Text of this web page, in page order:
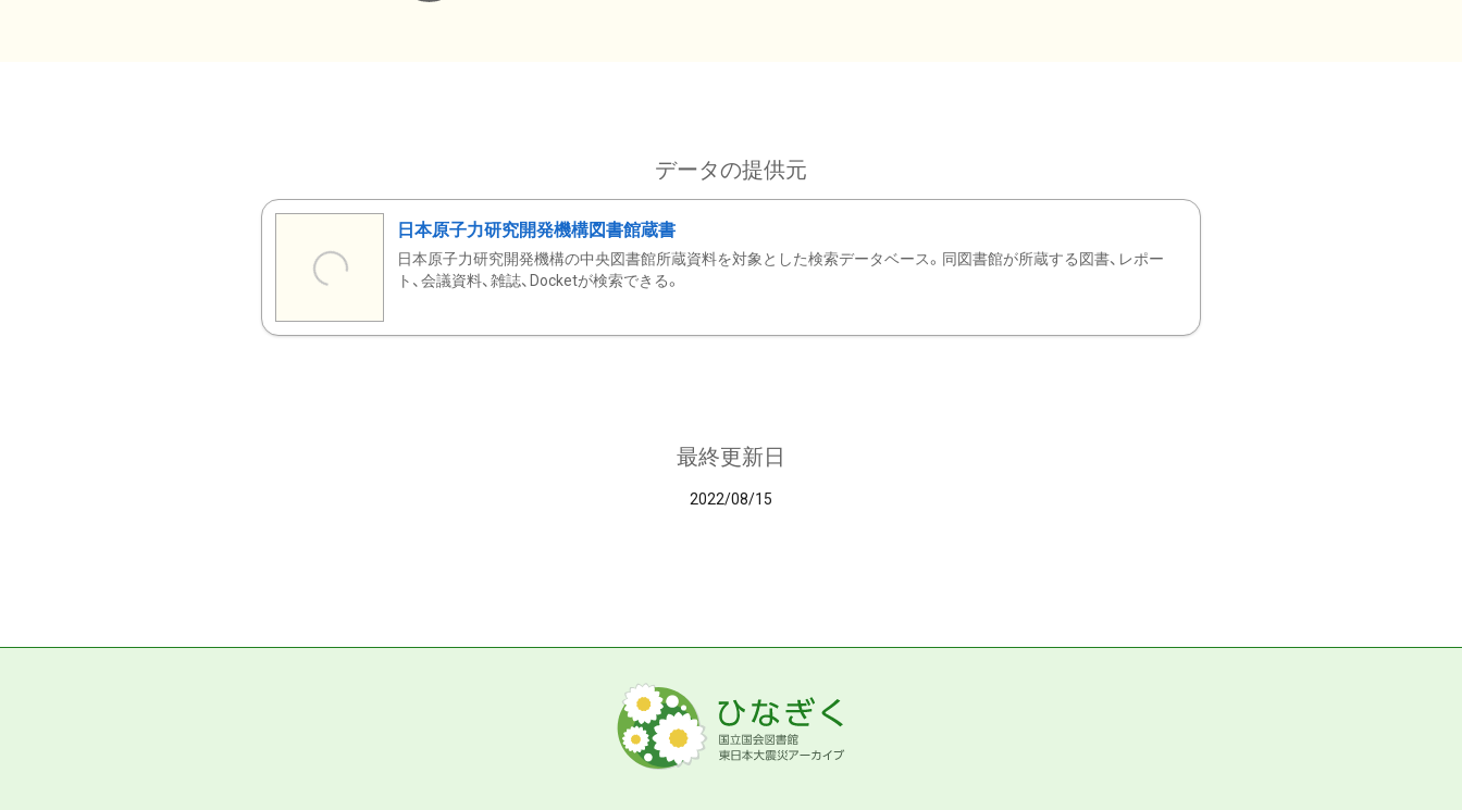
データの提供元
日本原子力研究開発機構図書館蔵書
日本原子力研究開発機構の中央図書館所蔵資料を対象とした検索データベース。同図書館が所蔵する図書、レポー
ト、会議資料、雑誌、Docketが検索できる。
最終更新日
2022/08/15